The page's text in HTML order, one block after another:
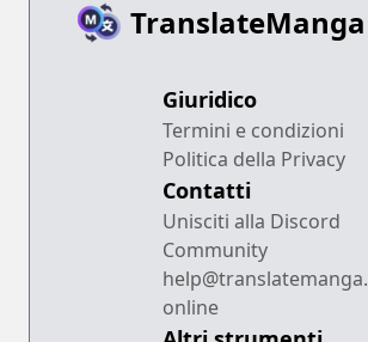
TranslateManga
Giuridico
Termini e condizioni
Politica della Privacy
Contatti
Unisciti alla Discord
Community
help@translatemanga.
online